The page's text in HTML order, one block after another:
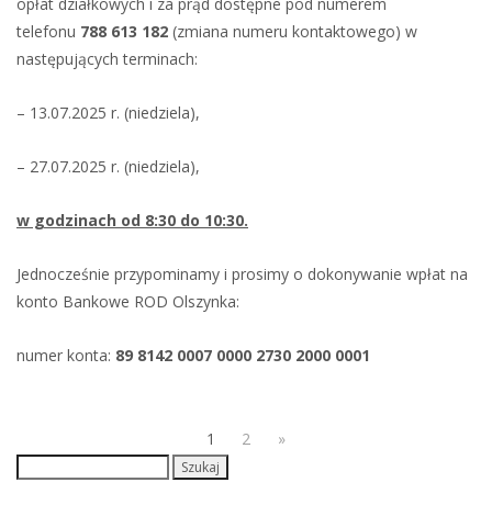
telefonu 788 613 182 (zmiana numeru kontaktowego) w
następujących terminach:
– 13.07.2025 r. (niedziela),
– 27.07.2025 r. (niedziela),
w godzinach od 8:30 do 10:30.
Jednocześnie przypominamy i prosimy o dokonywanie wpłat na
konto Bankowe ROD Olszynka:
numer konta: 89 8142 0007 0000 2730 2000 0001
1 2 »